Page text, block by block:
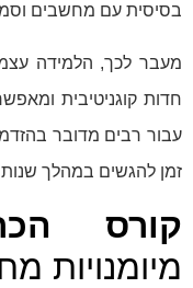
בסיסית עם מחשבים
מעבר לכך, הלמידה
חדות קוגניטיבית
עבור רבים מדובר
זמן להגשים במהלך
קורס
מיומנויות